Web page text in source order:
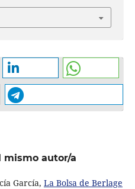
mismo autor/a
García, La Bolsa de Berlage